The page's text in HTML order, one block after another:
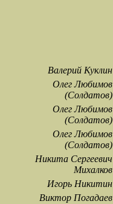
Валерий Куклин
Олег Любимов
(Солдатов)
Олег Любимов
(Солдатов)
Олег Любимов
(Солдатов)
Никита Сергеевич
Михалков
Игорь Никитин
Виктор Погадаев